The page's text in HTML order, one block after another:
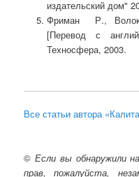
издательский дом"
Фриман Р.,
[Перевод с
Техносфера, 2003.
Все статьи автора
© Если вы обнаружили
прав, пожалуйста,